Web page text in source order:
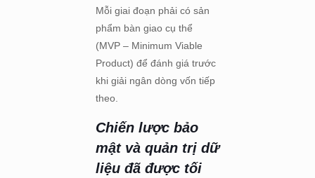
Mỗi giai đoạn phải có sản
phẩm bàn giao cụ thể
(MVP – Minimum Viable
Product) để đánh giá trước
khi giải ngân dòng vốn tiếp
theo.
Chiến lược bảo
mật và quản trị dữ
liệu đã được tối